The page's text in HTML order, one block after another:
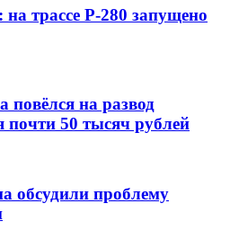
трассе Р-280 запущено
на развод
почти 50 тысяч рублей
обсудили проблему